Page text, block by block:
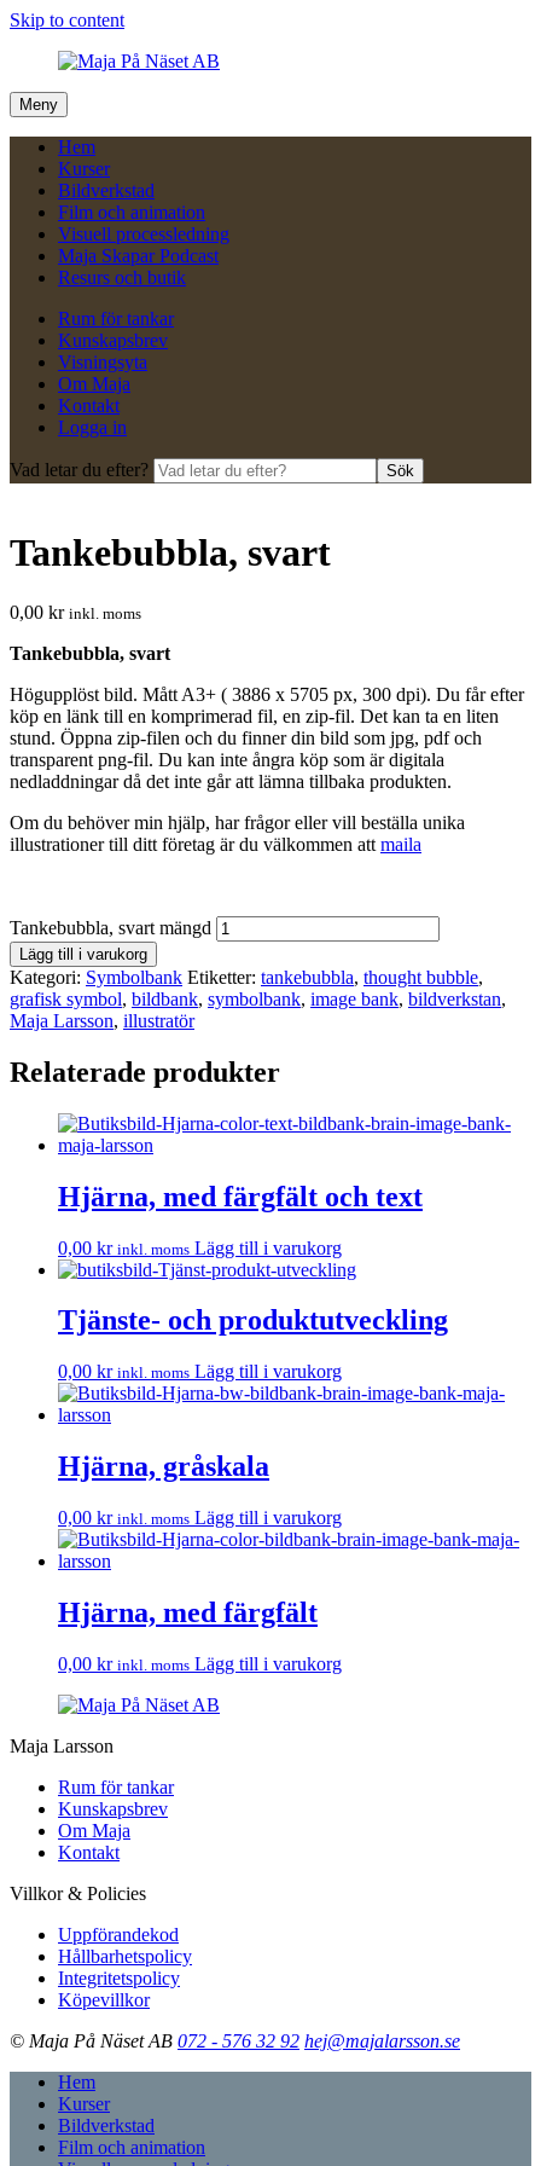
Skip to content
Meny
Hem
Kurser
Bildverkstad
Film och animation
Visuell processledning
Maja Skapar Podcast
Resurs och butik
Rum för tankar
Kunskapsbrev
Visningsyta
Om Maja
Kontakt
Logga in
Vad letar du efter? Sök
Tankebubbla, svart
0,00 kr inkl. moms
Tankebubbla, svart
Högupplöst bild. Mått A3+ ( 3886 x 5705 px, 300 dpi). Du får efter
köp en länk till en komprimerad fil, en zip-fil. Det kan ta en liten
stund. Öppna zip-filen och du finner din bild som jpg, pdf och
transparent png-fil. Du kan inte ångra köp som är digitala
nedladdningar då det inte går att lämna tillbaka produkten.
Om du behöver min hjälp, har frågor eller vill beställa unika
illustrationer till ditt företag är du välkommen att maila
Tankebubbla, svart mängd
Lägg till i varukorg
Kategori: Symbolbank Etiketter: tankebubbla, thought bubble,
grafisk symbol, bildbank, symbolbank, image bank, bildverkstan,
Maja Larsson, illustratör
Relaterade produkter
Hjärna, med färgfält och text
0,00 kr inkl. moms Lägg till i varukorg
Tjänste- och produktutveckling
0,00 kr inkl. moms Lägg till i varukorg
Hjärna, gråskala
0,00 kr inkl. moms Lägg till i varukorg
Hjärna, med färgfält
0,00 kr inkl. moms Lägg till i varukorg
Maja Larsson
Rum för tankar
Kunskapsbrev
Om Maja
Kontakt
Villkor & Policies
Uppförandekod
Hållbarhetspolicy
Integritetspolicy
Köpevillkor
© Maja På Näset AB 072 - 576 32 92 hej@majalarsson.se
Hem
Kurser
Bildverkstad
Film och animation